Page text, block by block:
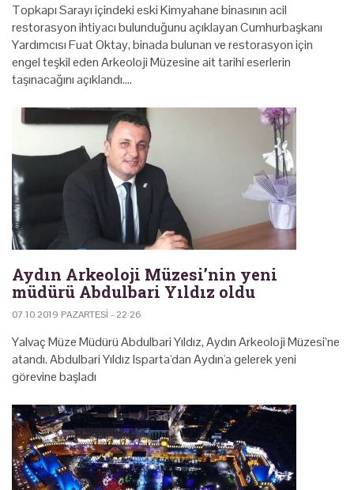
Topkapı Sarayı içindeki eski Kimyahane binasının acil
restorasyon ihtiyacı bulunduğunu açıklayan Cumhurbaşkanı
Yardımcısı Fuat Oktay, binada bulunan ve restorasyon için
engel teşkil eden Arkeoloji Müzesine ait tarihi eserlerin
taşınacağını açıklandı.…
Aydın Arkeoloji Müzesi’nin yeni
müdürü Abdulbari Yıldız oldu
07.10.2019 PAZARTESI - 22:26
Yalvaç Müze Müdürü Abdulbari Yıldız, Aydın Arkeoloji Müzesi’ne
atandı. Abdulbari Yıldız Isparta'dan Aydın'a gelerek yeni
görevine başladı